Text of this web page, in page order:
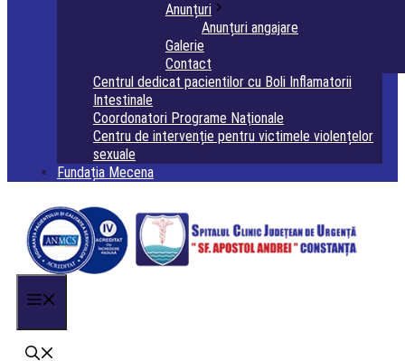
Anunțuri
Anunțuri angajare
Galerie
Contact
Centrul dedicat pacientilor cu Boli Inflamatorii
Intestinale
Coordonatori Programe Naţionale
Centru de intervenție pentru victimele violențelor
sexuale
Fundația Mecena